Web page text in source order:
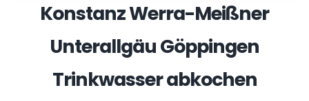
Konstanz Werra-Meißner
Unterallgäu Göppingen
Trinkwasser abkochen